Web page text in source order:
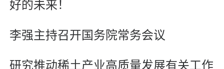
好的未来！
李强主持召开国务院常务会议
研究推动稀土产业高质量发展有关工作